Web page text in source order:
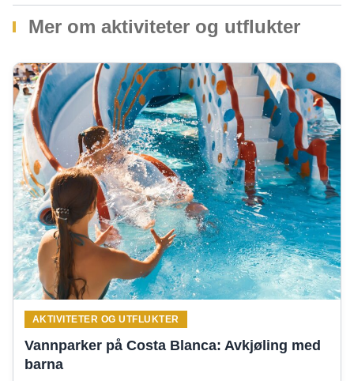
Mer om aktiviteter og utflukter
AKTIVITETER OG UTFLUKTER
Vannparker på Costa Blanca: Avkjøling med
barna